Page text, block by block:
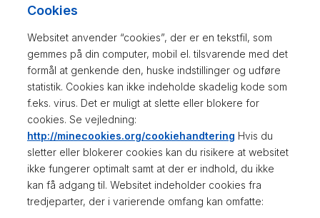
Cookies
Websitet anvender “cookies”, der er en tekstfil, som
gemmes på din computer, mobil el. tilsvarende med det
formål at genkende den, huske indstillinger og udføre
statistik. Cookies kan ikke indeholde skadelig kode som
f.eks. virus. Det er muligt at slette eller blokere for
cookies. Se vejledning:
http://minecookies.org/cookiehandtering Hvis du
sletter eller blokerer cookies kan du risikere at websitet
ikke fungerer optimalt samt at der er indhold, du ikke
kan få adgang til. Websitet indeholder cookies fra
tredjeparter, der i varierende omfang kan omfatte: